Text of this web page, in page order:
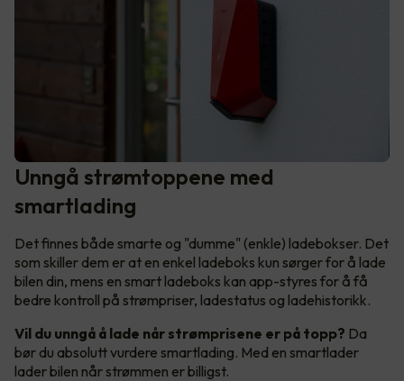
Unngå strømtoppene med
smartlading
Det finnes både smarte og "dumme" (enkle) ladebokser. Det
som skiller dem er at en enkel ladeboks kun sørger for å lade
bilen din, mens en smart ladeboks kan app-styres for å få
bedre kontroll på strømpriser, ladestatus og ladehistorikk.
Vil du unngå å lade når strømprisene er på topp? Da
bør du absolutt vurdere smartlading. Med en smartlader
lader bilen når strømmen er billigst.